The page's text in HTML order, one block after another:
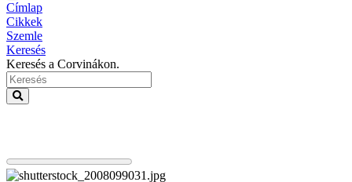
Címlap
Cikkek
Szemle
Keresés
Keresés a Corvinákon.